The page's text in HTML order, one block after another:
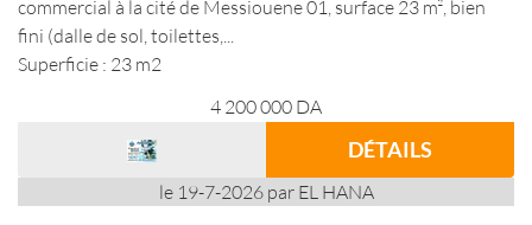
commercial à la cité de Messiouene 01, surface 23 m², bien
fini (dalle de sol, toilettes,...
Superficie : 23 m2
4 200 000 DA
DÉTAILS
le 19-7-2026 par EL HANA